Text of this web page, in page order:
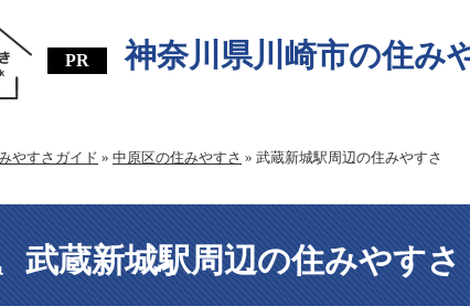
神奈川県川崎市の住み
やすさガイド » 中原区の住みやすさ » 武蔵新城駅周辺の住みやすさ
武蔵新城駅周辺の住みやすさ